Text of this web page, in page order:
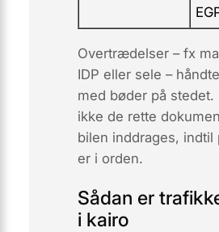
Overtrædelser – fx
IDP eller sele –
med bøder på stedet.
ikke de rette
bilen inddrages, indtil
er i orden.
Sådan er
i kairo